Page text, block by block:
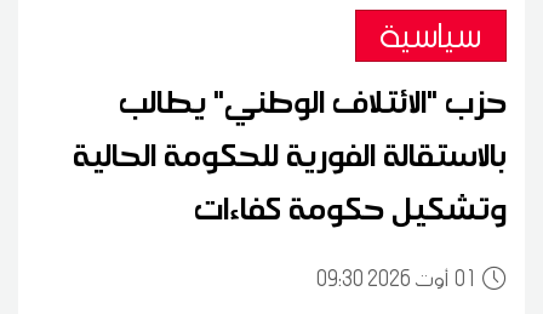
سياسية
حزب "الائتلاف الوطني" يطالب
بالاستقالة الفورية للحكومة الحالية
وتشكيل حكومة كفاءات
0109:30 2026 أوت